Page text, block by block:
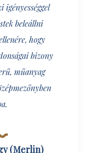
beleállni
hogy
bizony
műanyag
(Merlin)